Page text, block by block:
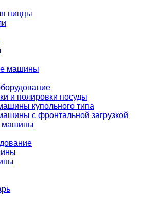
пиццы
машины
и полировки посуды
купольного типа
с фронтальной загрузкой
машины